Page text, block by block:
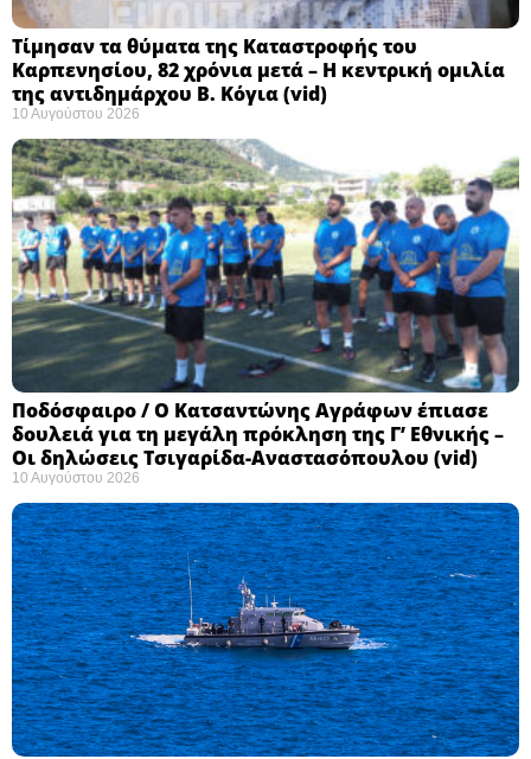
Τίμησαν τα θύματα της Καταστροφής του
Καρπενησίου, 82 χρόνια μετά – Η κεντρική ομιλία
της αντιδημάρχου Β. Κόγια (vid)
10 Αυγούστου 2026
Ποδόσφαιρο / Ο Κατσαντώνης Αγράφων έπιασε
δουλειά για τη μεγάλη πρόκληση της Γ’ Εθνικής –
Οι δηλώσεις Τσιγαρίδα-Αναστασόπουλου (vid)
10 Αυγούστου 2026